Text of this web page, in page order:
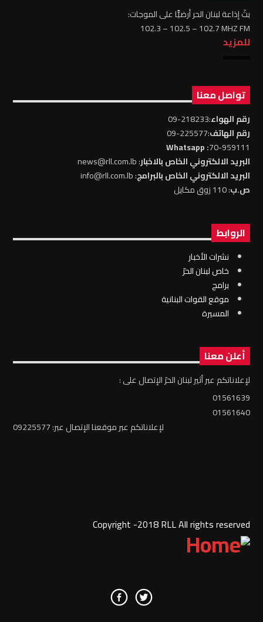
بثّ إذاعة لبنان الحر أرضيًّا على الموجات:
102.3 – 102.5 – 102.7 MHZ FM
للمزيد
تواصل معنا
رقم الهواء:218233-09
رقم الهاتف:225577-09
70-959111
: Whatsapp
البريد الالكتروني الخاص بالاخبار: news@rll.com.lb
البريد الالكتروني الخاص بالبرامج: info@rll.com.lb
ص.ب: 110 زوق مكايل
الروابط
نشرات الأخبار
خاص لبنان الحرّ
برامج
موقع القوات البنانية
المسيرة
أعلن معنا
لإعلاناتكم عبر أثير لبنان الحرّ الإتصال على :
01561639
01561640
لإعلاناتكم عبر موقعنا الإتصال عبر: 09225577
Copyright -2018 RLL All rights reserved